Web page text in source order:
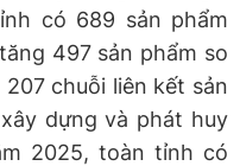
có 689 sản phẩm
497 sản phẩm so
chuỗi liên kết sản
dựng và phát huy
2025, toàn tỉnh có